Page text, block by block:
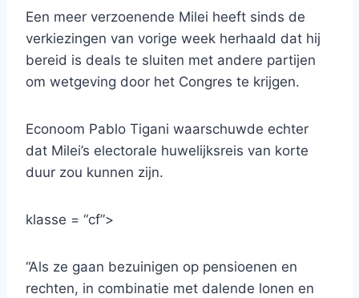
Een meer verzoenende Milei heeft sinds de
verkiezingen van vorige week herhaald dat hij
bereid is deals te sluiten met andere partijen
om wetgeving door het Congres te krijgen.
Econoom Pablo Tigani waarschuwde echter
dat Milei’s electorale huwelijksreis van korte
duur zou kunnen zijn.
klasse = “cf”>
“Als ze gaan bezuinigen op pensioenen en
rechten, in combinatie met dalende lonen en